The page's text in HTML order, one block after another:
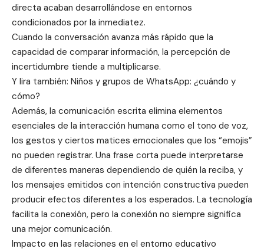
directa acaban desarrollándose en entornos
condicionados por la inmediatez.
Cuando la conversación avanza más rápido que la
capacidad de comparar información, la percepción de
incertidumbre tiende a multiplicarse.
Y lira también: Niños y grupos de WhatsApp: ¿cuándo y
cómo?
Además, la comunicación escrita elimina elementos
esenciales de la interacción humana como el tono de voz,
los gestos y ciertos matices emocionales que los “emojis”
no pueden registrar. Una frase corta puede interpretarse
de diferentes maneras dependiendo de quién la reciba, y
los mensajes emitidos con intención constructiva pueden
producir efectos diferentes a los esperados. La tecnología
facilita la conexión, pero la conexión no siempre significa
una mejor comunicación.
Impacto en las relaciones en el entorno educativo